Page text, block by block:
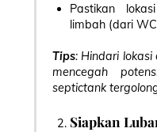
Pastikan
limbah (dari
Tips: Hindari
mencegah
septictank
Siapkan